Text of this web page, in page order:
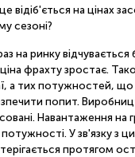
відіб'ється на цінах
сезоні?
на ринку відчувається
фрахту зростає.
а тих потужностей,
попит.
Навантаження на
У зв'язку з
протягом